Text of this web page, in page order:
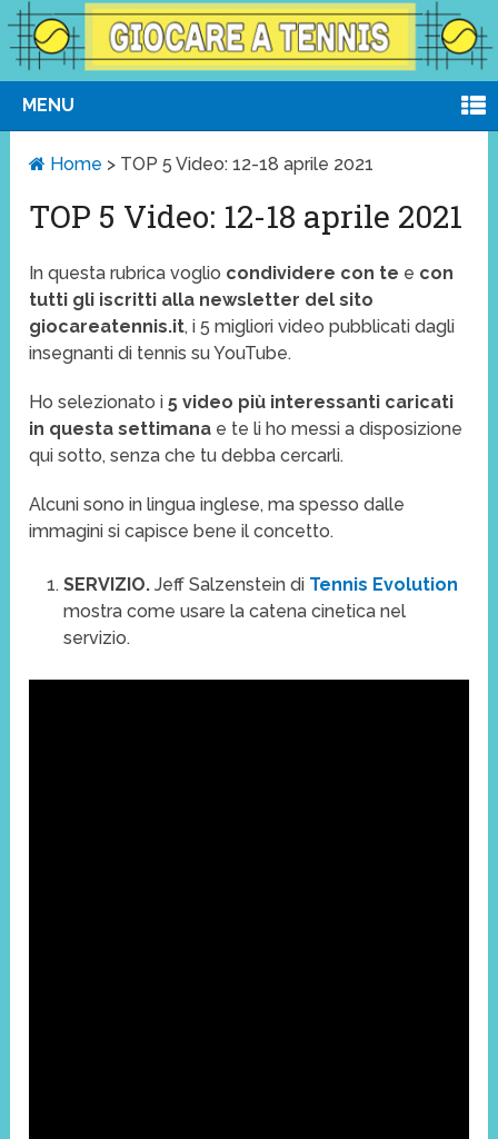
MENU
Home > TOP 5 Video: 12-18 aprile 2021
TOP 5 Video: 12-18 aprile 2021
In questa rubrica voglio condividere con te e con
tutti gli iscritti alla newsletter del sito
giocareatennis.it, i 5 migliori video pubblicati dagli
insegnanti di tennis su YouTube.
Ho selezionato i5 video più interessanti caricati
in questa settimana e te li ho messi a disposizione
qui sotto, senza che tu debba cercarli.
Alcuni sono in lingua inglese, ma spesso dalle
immagini si capisce bene il concetto.
SERVIZIO.Jeff Salzenstein di Tennis Evolution
mostra come usare la catena cinetica nel
servizio.